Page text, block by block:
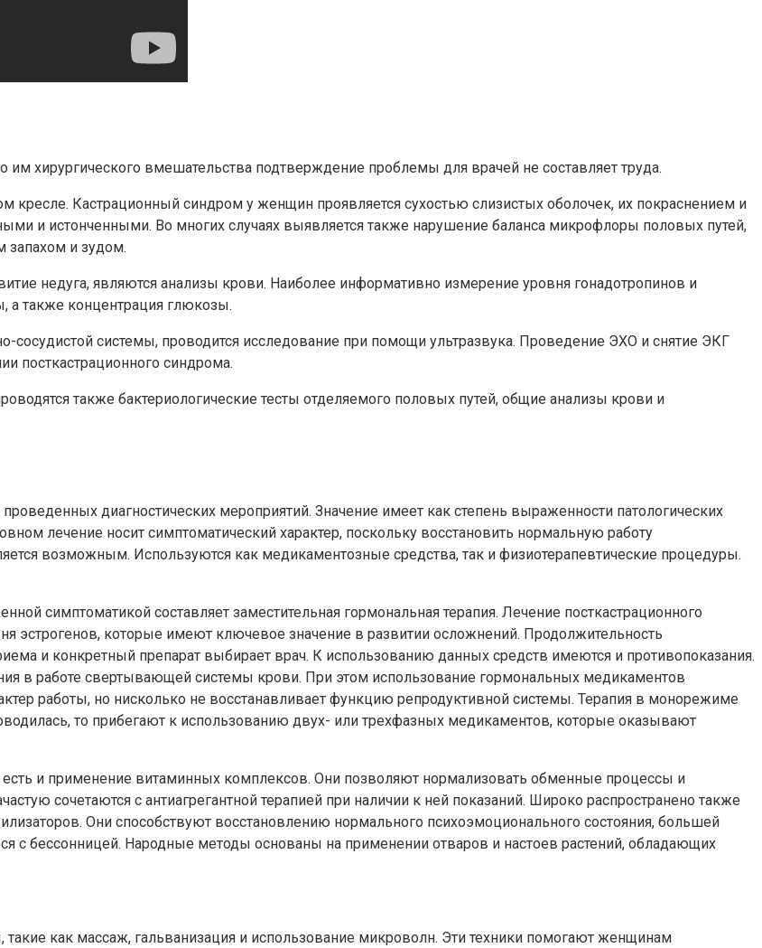
хирургического вмешательства подтверждение проблемы для врачей не составляет труда.
кресле. Кастрационный синдром у женщин проявляется сухостью слизистых оболочек, их покраснением и
и истонченными. Во многих случаях выявляется также нарушение баланса микрофлоры половых путей,
запахом и зудом.
недуга, являются анализы крови. Наиболее информативно измерение уровня гонадотропинов и
а также концентрация глюкозы.
сосудистой системы, проводится исследование при помощи ультразвука. Проведение ЭХО и снятие ЭКГ
посткастрационного синдрома.
также бактериологические тесты отделяемого половых путей, общие анализы крови и
диагностических мероприятий. Значение имеет как степень выраженности патологических
лечение носит симптоматический характер, поскольку восстановить нормальную работу
возможным. Используются как медикаментозные средства, так и физиотерапевтические процедуры.
симптоматикой составляет заместительная гормональная терапия. Лечение посткастрационного
эстрогенов, которые имеют ключевое значение в развитии осложнений. Продолжительность
и конкретный препарат выбирает врач. К использованию данных средств имеются и противопоказания.
в работе свертывающей системы крови. При этом использование гормональных медикаментов
работы, но нисколько не восстанавливает функцию репродуктивной системы. Терапия в монорежиме
то прибегают к использованию двух- или трехфазных медикаментов, которые оказывают
и применение витаминных комплексов. Они позволяют нормализовать обменные процессы и
сочетаются с антиагрегантной терапией при наличии к ней показаний. Широко распространено также
Они способствуют восстановлению нормального психоэмоционального состояния, большей
с бессонницей. Народные методы основаны на применении отваров и настоев растений, обладающих
как массаж, гальванизация и использование микроволн. Эти техники помогают женщинам